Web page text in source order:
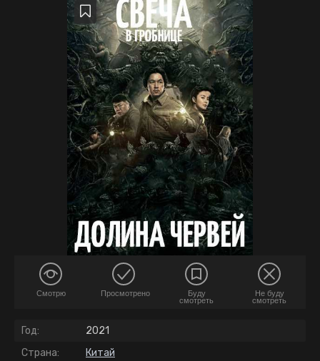
Смотрю Просмотрено
Буду
смотреть
Не буду
смотреть
Год:
2021
Страна:
Китай